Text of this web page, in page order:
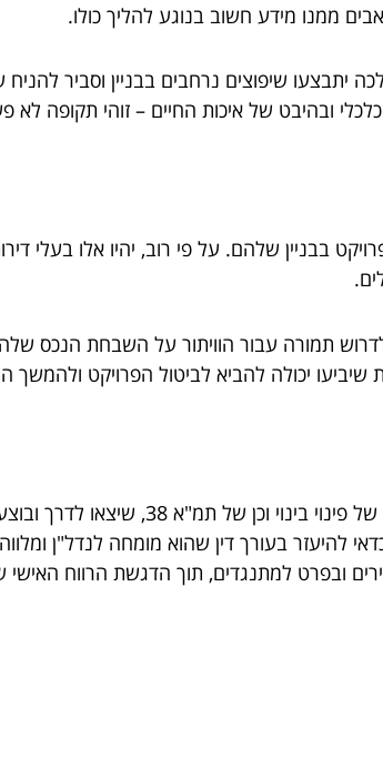
ממנו מידע חשוב בנוגע להליך כולו.
הפחות, במהלכה יתבצעו שיפוצים נרחבים בבניין וסביר
ובהיבט של איכות החיים – זוהי תקופה לא
בבניין שלהם. על פי רוב, יהיו אלו בעלי
לדרוש תמורה עבור הוויתור על השבחת הנכס
יכולה להביא לביטול הפרויקט ולהמשך
אין צורך של הסכמת הדיירים כולם לקיומו של פרויקט התחדשות עירונית, בכל המקרים. ישנם פרויקטים רבים של פינוי בינוי וכן של תמ"א 38, שיצאו
להיעזר בעורך דין שהוא מומחה לנדל"ן
ובפרט למתנגדים, תוך הדגשת הרווח